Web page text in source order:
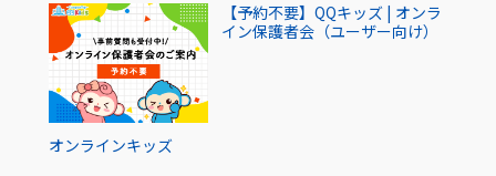
オンラインキッズ
【予約不要】QQキッズ | オンラ
イン保護者会（ユーザー向け）